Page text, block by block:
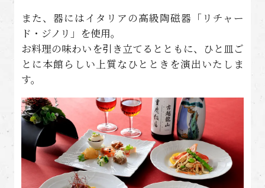
また、器にはイタリアの高級陶磁器「リチャー
ド・ジノリ」を使用。
お料理の味わいを引き立てるとともに、ひと皿ご
とに本館らしい上質なひとときを演出いたしま
す。